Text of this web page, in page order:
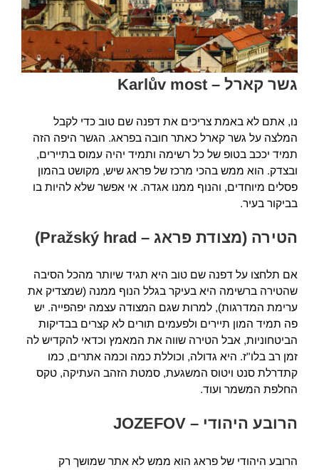
גשר קארל – Karlův most
נו, אתם לא באמת צריכים את דפנה שם טוב כדי לקבל
המלצה על גשר קארל כאתר חובה בפראג. הגשר היפה הזה
תמיד יככב בטופ של כל רשימה ותמיד יהיה עמוס בתיירים,
ובצדק. הוא ממש בהכי מרכז של פראג שיש, מקושט בהמון
פסלים מיוחדים, והנוף ממנו אגדה. אי אפשר שלא להיות בו
בביקור בעיר.
הטירה (מצודת פראג – Pražský hrad)
אם תלחצו על דפנה שם טוב היא תגיד שיותר מהכל הסיבה
שהטירה ברשימה היא בעיקר בגלל הנוף ממנה (שמצדיק את
ערימת המדרגות), למרות שגם המצודה עצמה יפהפייה. יש
פה תמיד המון תיירים ולפעמים תורים לא קצרים בבדיקות
הביטחוניות, אבל הטירה שווה את המאמץ וכדאי להקדיש לה
זמן רב בלו"ז. היא גדולה, וכוללת כמה וכמה אתרים, כמו
קתדרלת סנט ויטוס המשגעת, סמטת הזהב העתיקה, טקס
החלפת המשמר ועוד.
הרובע היהודי – JOZEFOV
הרובע היהודי של פראג הוא ממש לא אתר שמושך רק